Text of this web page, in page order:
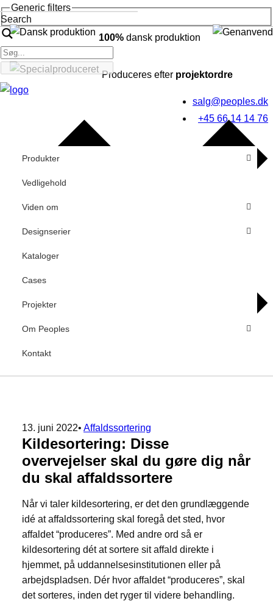
Search
Generic filters
100% dansk produktion
Produceres efter projektordre
salg@peoples.dk
+45 66 14 14 76
Produkter
Vedligehold
Viden om
Designserier
Kataloger
Cases
Projekter
Om Peoples
Kontakt
13. juni 2022• Affaldssortering
Kildesortering: Disse
overvejelser skal du gøre dig når
du skal affaldssortere
Når vi taler kildesortering, er det den grundlæggende
idé at affaldssortering skal foregå det sted, hvor
affaldet “produceres”. Med andre ord så er
kildesortering dét at sortere sit affald direkte i
hjemmet, på uddannelsesinstitutionen eller på
arbejdspladsen. Dér hvor affaldet “produceres”, skal
det sorteres, inden det ryger til videre behandling.